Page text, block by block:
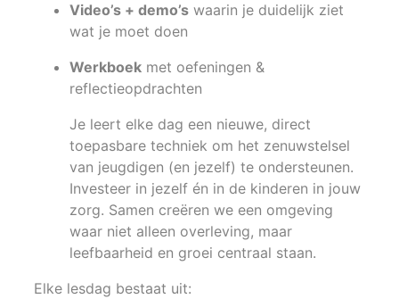
Video’s + demo’s waarin je duidelijk ziet
wat je moet doen
Werkboek met oefeningen &
reflectieopdrachten
Je leert elke dag een nieuwe, direct
toepasbare techniek om het zenuwstelsel
van jeugdigen (en jezelf) te ondersteunen.
Investeer in jezelf én in de kinderen in jouw
zorg. Samen creëren we een omgeving
waar niet alleen overleving, maar
leefbaarheid en groei centraal staan.
Elke lesdag bestaat uit: